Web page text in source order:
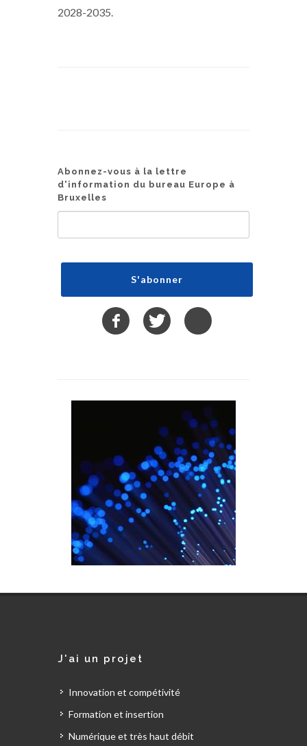
2028-2035.
Abonnez-vous à la lettre
d'information du bureau Europe à
Bruxelles
J'ai un projet
Innovation et compétivité
Formation et insertion
Numérique et très haut débit